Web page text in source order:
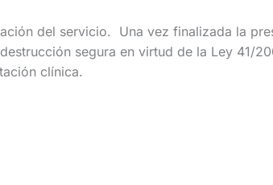
del servicio. Una vez finalizada la
segura en virtud de la Ley 41/
clínica.